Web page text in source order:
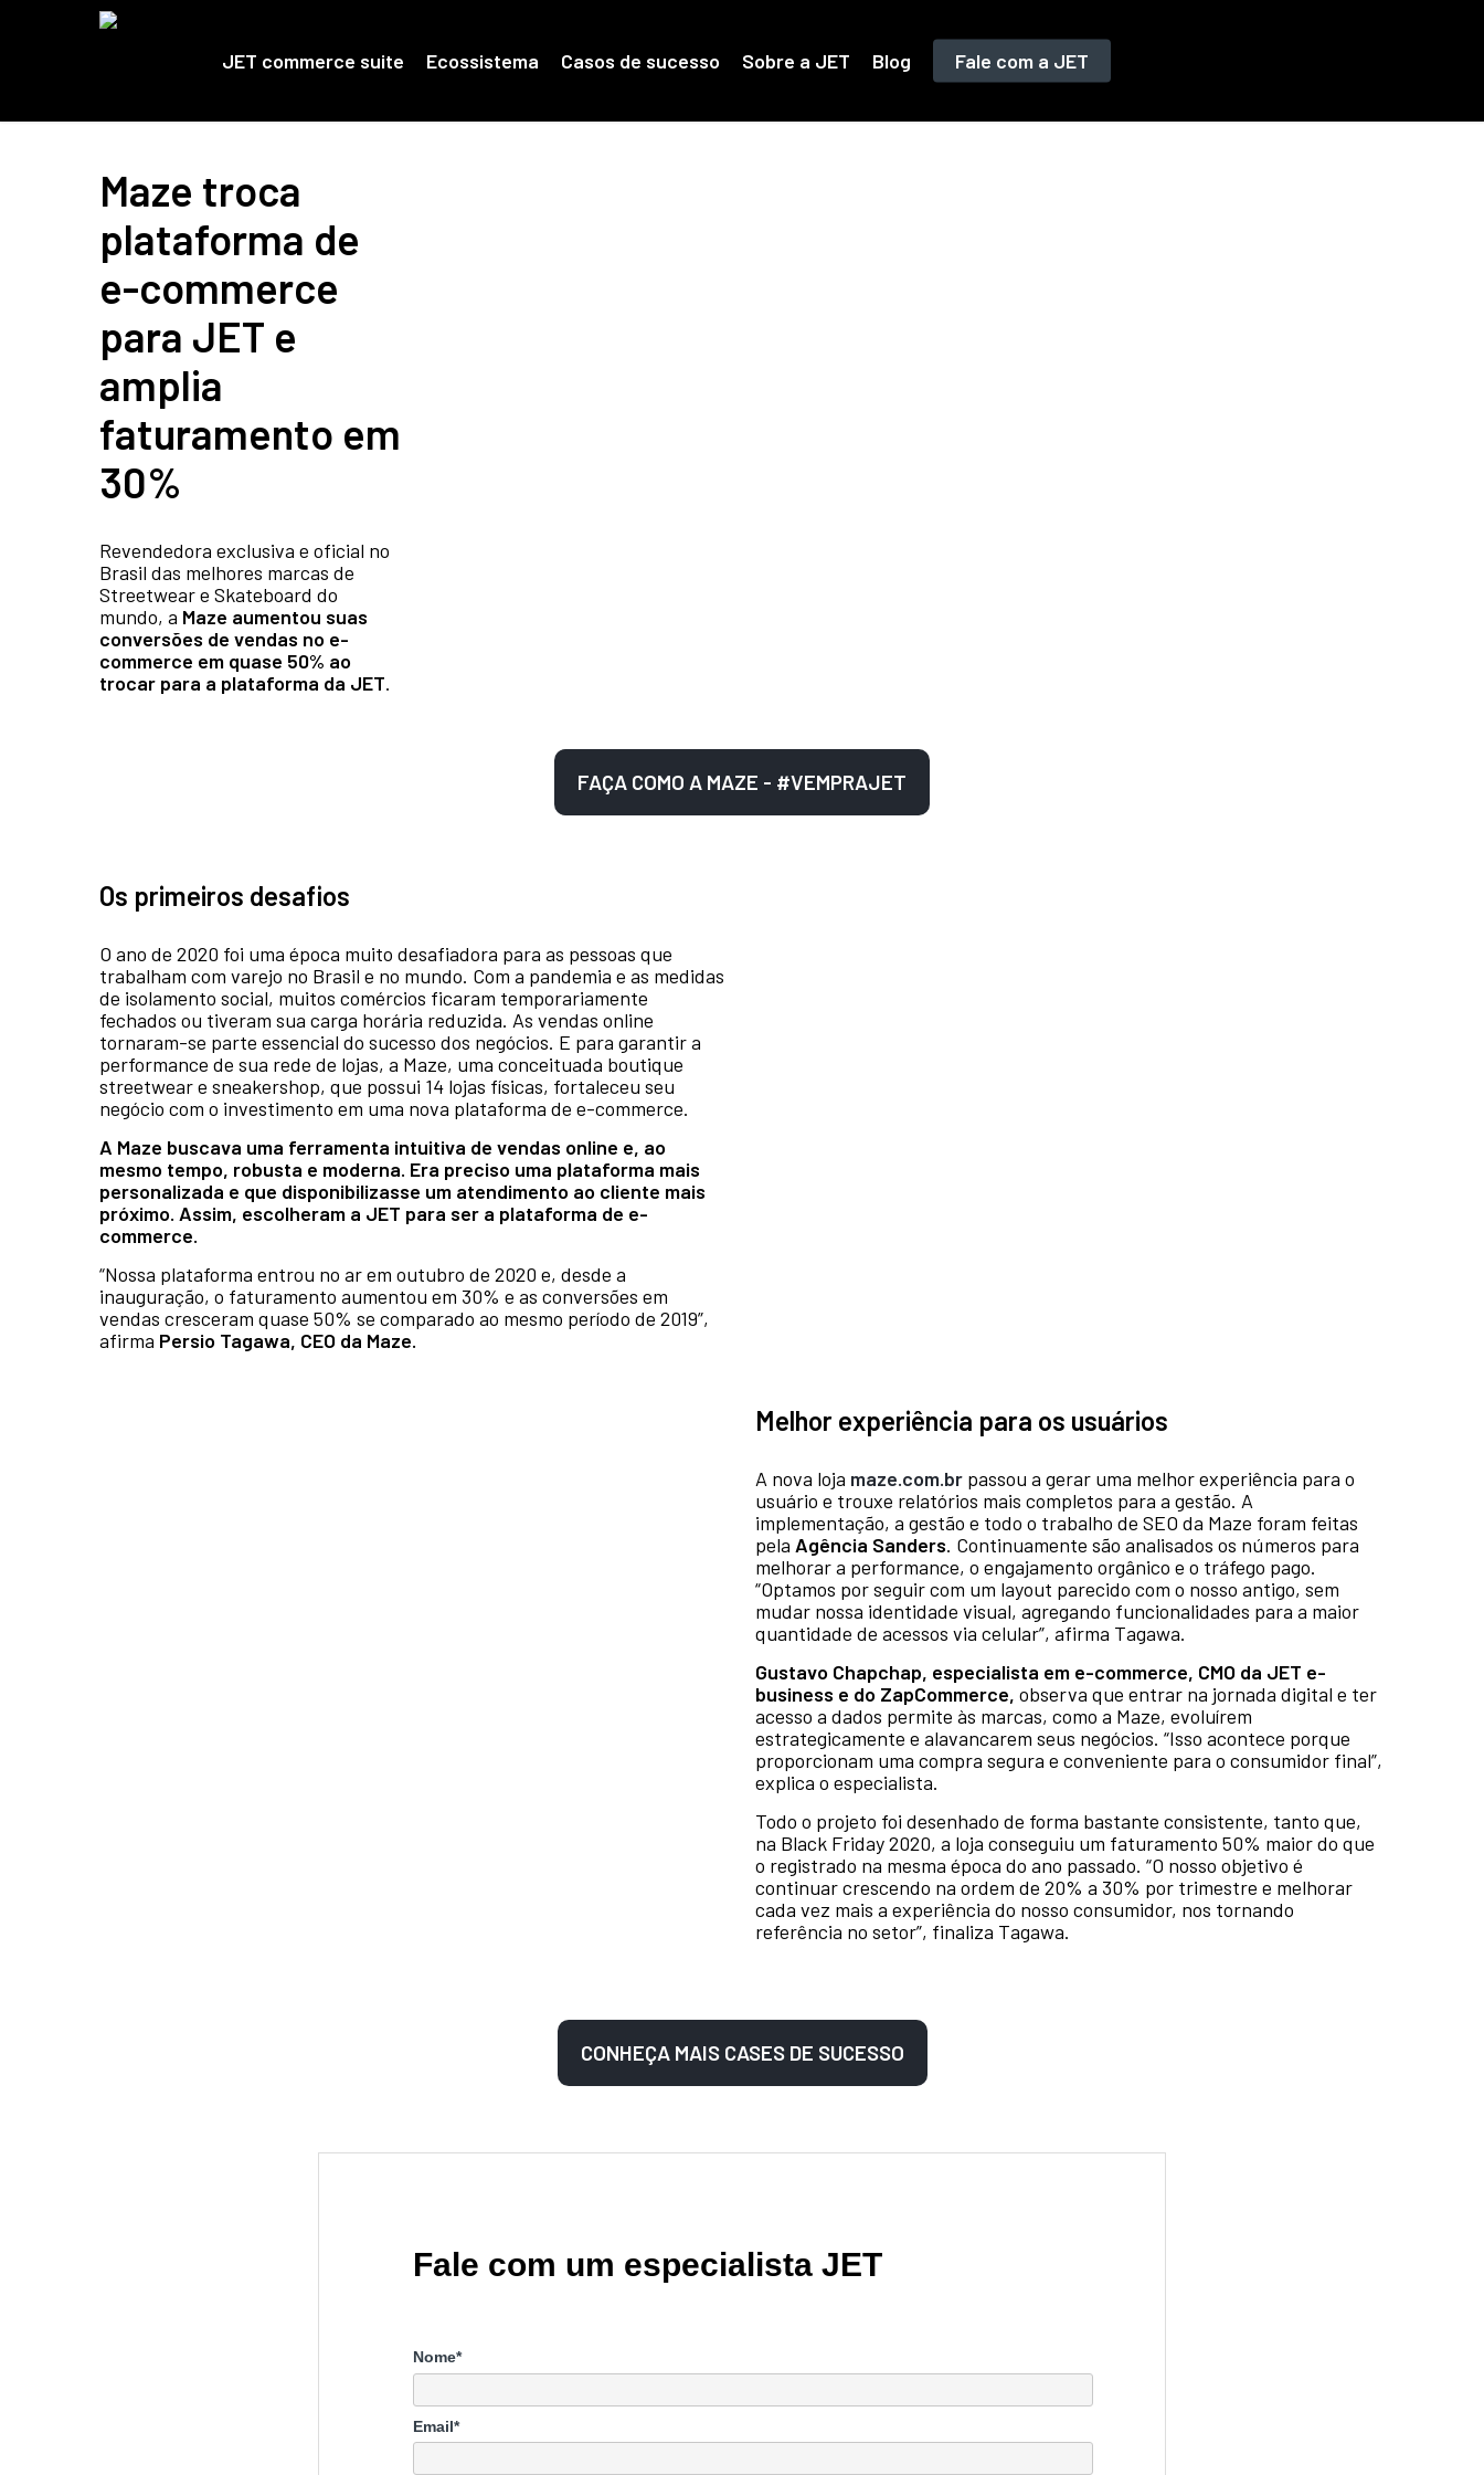
JET commerce suite Ecossistema Casos de sucesso Sobre a JET Blog Fale com a JET
Maze troca
plataforma de
e-commerce
para JET e
amplia
faturamento em
30%
Revendedora exclusiva e oficial no
Brasil das melhores marcas de
Streetwear e Skateboard do
mundo, a Maze aumentou suas
conversões de vendas no e-
commerce em quase 50% ao
trocar para a plataforma da JET.
FAÇA COMO A MAZE - #VEMPRAJET
Os primeiros desafios
O ano de 2020 foi uma época muito desafiadora para as pessoas que
trabalham com varejo no Brasil e no mundo. Com a pandemia e as medidas
de isolamento social, muitos comércios ficaram temporariamente
fechados ou tiveram sua carga horária reduzida. As vendas online
tornaram-se parte essencial do sucesso dos negócios. E para garantir a
performance de sua rede de lojas, a Maze, uma conceituada boutique
streetwear e sneakershop, que possui 14 lojas físicas, fortaleceu seu
negócio com o investimento em uma nova plataforma de e-commerce.
A Maze buscava uma ferramenta intuitiva de vendas online e, ao
mesmo tempo, robusta e moderna. Era preciso uma plataforma mais
personalizada e que disponibilizasse um atendimento ao cliente mais
próximo. Assim, escolheram a JET para ser a plataforma de e-
commerce.
“Nossa plataforma entrou no ar em outubro de 2020 e, desde a
inauguração, o faturamento aumentou em 30% e as conversões em
vendas cresceram quase 50% se comparado ao mesmo período de 2019”,
afirma Persio Tagawa, CEO da Maze.
Melhor experiência para os usuários
A nova loja maze.com.br passou a gerar uma melhor experiência para o
usuário e trouxe relatórios mais completos para a gestão. A
implementação, a gestão e todo o trabalho de SEO da Maze foram feitas
pela Agência Sanders. Continuamente são analisados os números para
melhorar a performance, o engajamento orgânico e o tráfego pago.
“Optamos por seguir com um layout parecido com o nosso antigo, sem
mudar nossa identidade visual, agregando funcionalidades para a maior
quantidade de acessos via celular”, afirma Tagawa.
Gustavo Chapchap, especialista em e-commerce, CMO da JET e-
business e do ZapCommerce, observa que entrar na jornada digital e ter
acesso a dados permite às marcas, como a Maze, evoluírem
estrategicamente e alavancarem seus negócios. “Isso acontece porque
proporcionam uma compra segura e conveniente para o consumidor final”,
explica o especialista.
Todo o projeto foi desenhado de forma bastante consistente, tanto que,
na Black Friday 2020, a loja conseguiu um faturamento 50% maior do que
o registrado na mesma época do ano passado. “O nosso objetivo é
continuar crescendo na ordem de 20% a 30% por trimestre e melhorar
cada vez mais a experiência do nosso consumidor, nos tornando
referência no setor”, finaliza Tagawa.
CONHEÇA MAIS CASES DE SUCESSO
Fale com um especialista JET
Nome*
Email*